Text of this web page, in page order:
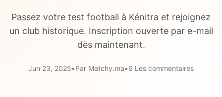
Passez votre test football à Kénitra et rejoignez
un club historique. Inscription ouverte par e-mail
dès maintenant.
Jun 23, 2025•Par Matchy.ma•6 Les commentaires